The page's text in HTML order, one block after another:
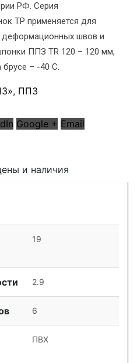
РФ. Серия
ТР применяется для
деформационных швов и
ППЗ TR 120 – 120 мм,
брусе – -40 С.
, ППЗ
Google + Email
и наличия
19
2.9
6
ПВХ